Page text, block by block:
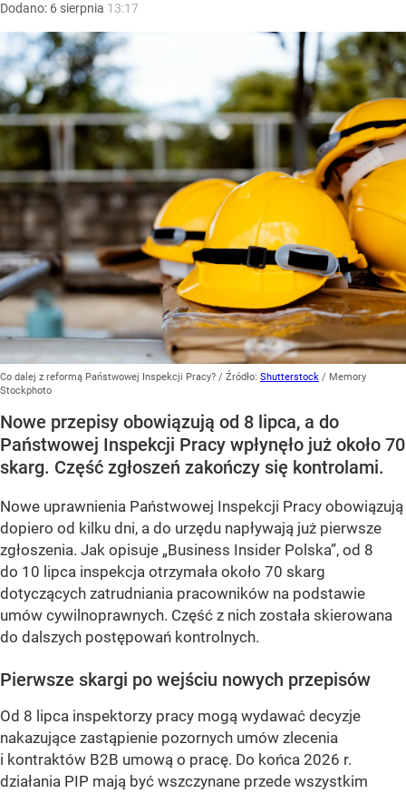
Dodano: 6 sierpnia 13:17
Co dalej z reformą Państwowej Inspekcji Pracy? / Źródło: Shutterstock / Memory
Stockphoto
Nowe przepisy obowiązują od 8 lipca, a do
Państwowej Inspekcji Pracy wpłynęło już około 70
skarg. Część zgłoszeń zakończy się kontrolami.
Nowe uprawnienia Państwowej Inspekcji Pracy obowiązują
dopiero od kilku dni, a do urzędu napływają już pierwsze
zgłoszenia. Jak opisuje „Business Insider Polska”, od 8
do 10 lipca inspekcja otrzymała około 70 skarg
dotyczących zatrudniania pracowników na podstawie
umów cywilnoprawnych. Część z nich została skierowana
do dalszych postępowań kontrolnych.
Pierwsze skargi po wejściu nowych przepisów
Od 8 lipca inspektorzy pracy mogą wydawać decyzje
nakazujące zastąpienie pozornych umów zlecenia
i kontraktów B2B umową o pracę. Do końca 2026 r.
działania PIP mają być wszczynane przede wszystkim